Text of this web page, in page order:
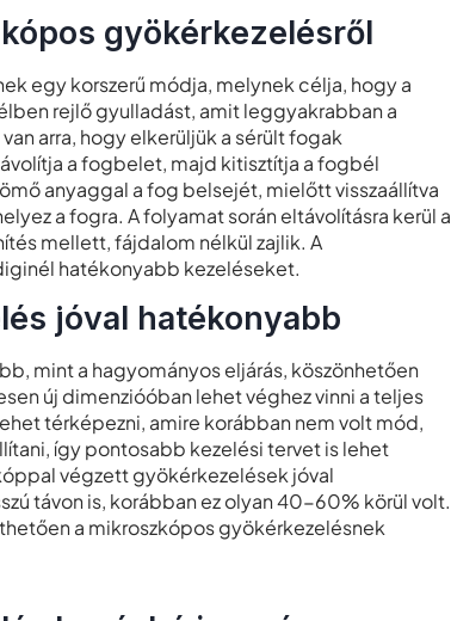
gyökérkezelésről
egy korszerű módja, melynek célja, hogy a
rejlő gyulladást, amit leggyakrabban a
arra, hogy elkerüljük a sérült fogak
a fogbelet, majd kitisztítja a fogbél
anyaggal a fog belsejét, mielőtt visszaállítva
a fogra. A folyamat során eltávolításra kerül a
mellett, fájdalom nélkül zajlik. A
hatékonyabb kezeléseket.
jóval hatékonyabb
mint a hagyományos eljárás, köszönhetően
új dimenzióóban lehet véghez vinni a teljes
térképezni, amire korábban nem volt mód,
így pontosabb kezelési tervet is lehet
végzett gyökérkezelések jóval
távon is, korábban ez olyan 40-60% körül volt.
a mikroszkópos gyökérkezelésnek